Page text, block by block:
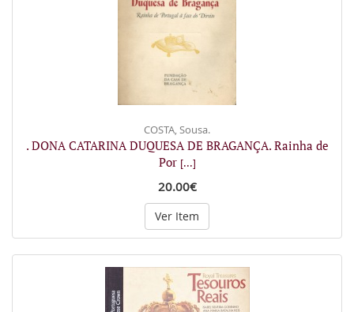
COSTA, Sousa.
. DONA CATARINA DUQUESA DE BRAGANÇA. Rainha de
Por [...]
20.00€
Ver Item